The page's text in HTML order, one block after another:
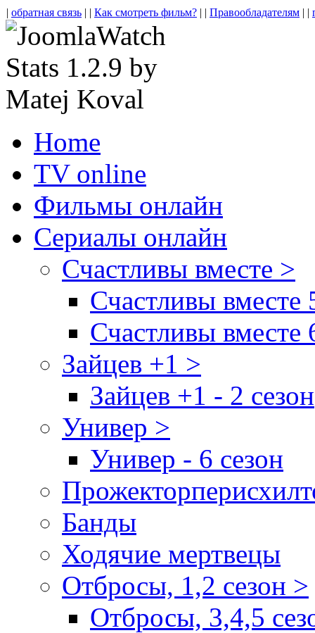
| обратная связь | | Как смотреть фильм? | | Правообладателям | |
Home
TV online
Фильмы онлайн
Сериалы онлайн
Счастливы вместе >
Счастливы вместе
Счастливы вместе
Зайцев +1 >
Зайцев +1 - 2 сезон
Универ >
Универ - 6 сезон
Банды
Ходячие мертвецы
Отбросы, 1,2 сезон >
Отбросы, 3,4,5